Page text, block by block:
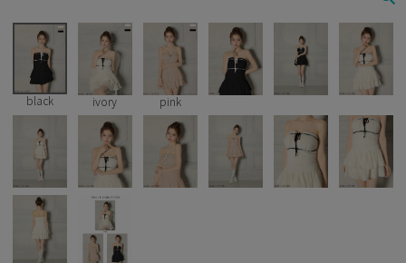
JENNNY
COMEX
Rechercher
Pleaser
black ivory pink